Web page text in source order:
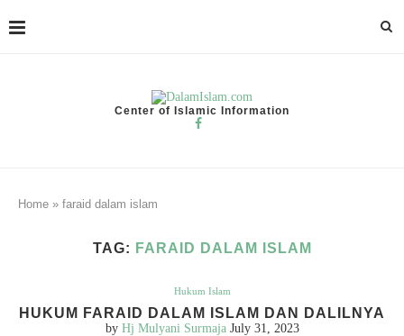
Center of Islamic Information
Home » faraid dalam islam
TAG: FARAID DALAM ISLAM
Hukum Islam
HUKUM FARAID DALAM ISLAM DAN DALILNYA
by Hj Mulyani Surmaja July 31, 2023